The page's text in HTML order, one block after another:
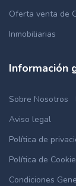
Oferta venta de
Inmobiliarias
Información
Sobre Nosotros
Aviso legal
Política de
Política de
Condiciones